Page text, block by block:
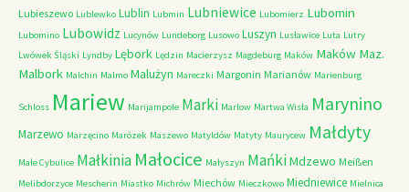
Lubieszewo Lublewko Lublin Lubmin Lubniewice Lubomierz Lubomin
Lubomino Lubowidz Lucynów Lundeborg Lusowo Luszyn Lusławice Luta Lutry
Lwówek Śląski Lyndby Lębork Lędzin Macierzysz Magdeburg Maków Maków Maz.
Malbork Malchin Malmo Malużyn Mareczki Margonin Marianów Marienburg
Schloss Mariew Marijampole Marki Marlow Martwa Wisła Marynino
Marzewo Marzęcino Marózek Maszewo Matyldów Matyty Maurycew Małdyty
Małe Cybulice Małkinia Małocice Małyszyn MańkiMdzewo Meißen
Melibdorzyce Mescherin Miastko Michrów Miechów Mieczkowo Miedniewice Mielnica